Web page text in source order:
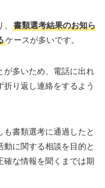
書類選考結果のお知ら
ケースが多いです。
が多いため、電話に出れ
り返し連絡をするよう
書類選考に通過したと
に関する相談を目的と
確な情報を聞くまでは期